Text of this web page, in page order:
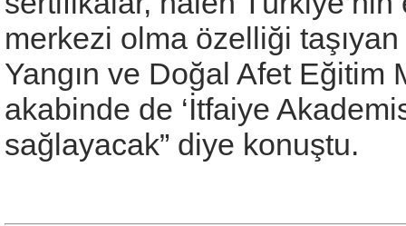
merkezi olma özelliği
Yangın ve Doğal Afet Eğitim
akabinde de ‘İtfaiye
sağlayacak” diye konuştu.